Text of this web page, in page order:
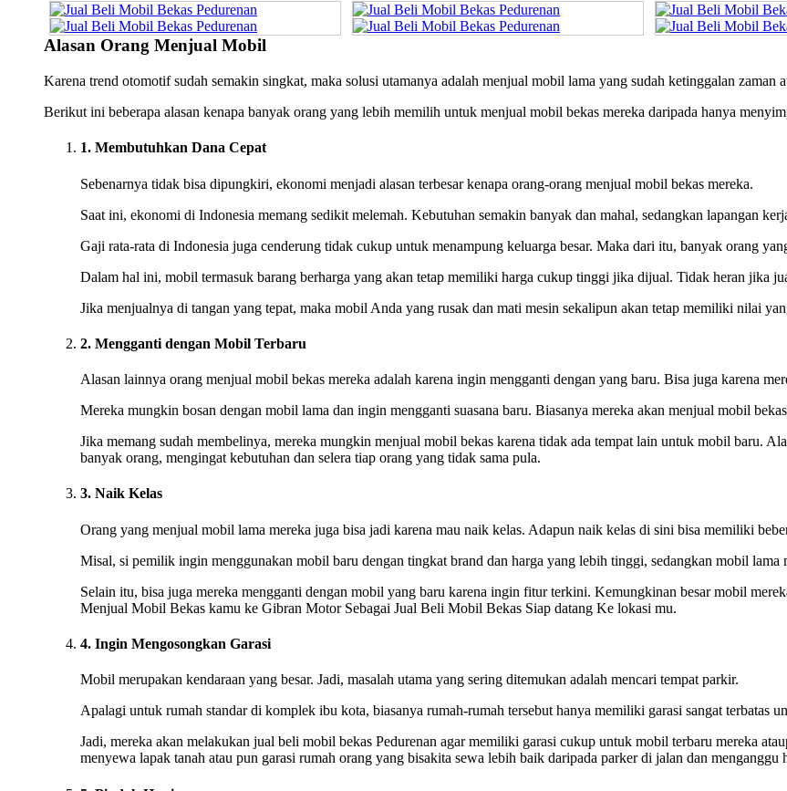
Alasan Orang Menjual Mobil
Karena trend otomotif sudah semakin singkat, maka solusi utamanya adalah menjual mobil lama yang sudah ketinggalan zaman
Berikut ini beberapa alasan kenapa banyak orang yang lebih memilih untuk menjual mobil bekas mereka daripada hanya
1. Membutuhkan Dana Cepat
Sebenarnya tidak bisa dipungkiri, ekonomi menjadi alasan terbesar kenapa orang-orang menjual mobil bekas mereka.
Saat ini, ekonomi di Indonesia memang sedikit melemah. Kebutuhan semakin banyak dan mahal, sedangkan lapangan
Gaji rata-rata di Indonesia juga cenderung tidak cukup untuk menampung keluarga besar. Maka dari itu, banyak orang
Dalam hal ini, mobil termasuk barang berharga yang akan tetap memiliki harga cukup tinggi jika dijual. Tidak heran jika
Jika menjualnya di tangan yang tepat, maka mobil Anda yang rusak dan mati mesin sekalipun akan tetap memiliki nilai
2. Mengganti dengan Mobil Terbaru
Alasan lainnya orang menjual mobil bekas mereka adalah karena ingin mengganti dengan yang baru. Bisa juga karena
Mereka mungkin bosan dengan mobil lama dan ingin mengganti suasana baru. Biasanya mereka akan menjual mobil
Jika memang sudah membelinya, mereka mungkin menjual mobil bekas karena tidak ada tempat lain untuk mobil baru.
banyak orang, mengingat kebutuhan dan selera tiap orang yang tidak sama pula.
3. Naik Kelas
Orang yang menjual mobil lama mereka juga bisa jadi karena mau naik kelas. Adapun naik kelas di sini bisa memiliki
Misal, si pemilik ingin menggunakan mobil baru dengan tingkat brand dan harga yang lebih tinggi, sedangkan mobil
Selain itu, bisa juga mereka mengganti dengan mobil yang baru karena ingin fitur terkini. Kemungkinan besar mobil
Menjual Mobil Bekas kamu ke Gibran Motor Sebagai Jual Beli Mobil Bekas Siap datang Ke lokasi mu.
4. Ingin Mengosongkan Garasi
Mobil merupakan kendaraan yang besar. Jadi, masalah utama yang sering ditemukan adalah mencari tempat parkir.
Apalagi untuk rumah standar di komplek ibu kota, biasanya rumah-rumah tersebut hanya memiliki garasi sangat terbatas
Jadi, mereka akan melakukan jual beli mobil bekas Pedurenan agar memiliki garasi cukup untuk mobil terbaru mereka
menyewa lapak tanah atau pun garasi rumah orang yang bisakita sewa lebih baik daripada parker di jalan dan menganggu